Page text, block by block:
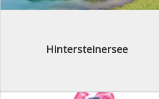
Hintersteinersee